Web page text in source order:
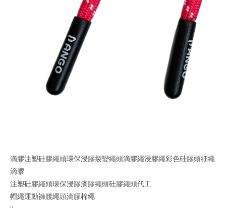
滴膠注塑硅膠繩頭環保浸膠裂變繩頭滴膠繩浸膠繩彩色硅膠頭細繩
滴膠
注塑硅膠繩頭環保浸膠滴膠繩頭硅膠繩頭代工
帽繩運動褲腰繩頭滴膠棉繩